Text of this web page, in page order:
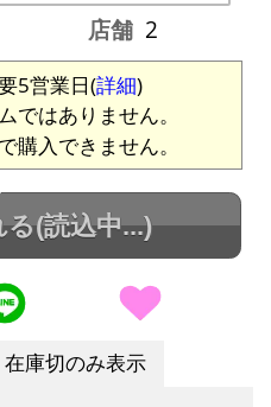
店舗 2
5営業日(詳細)
ではありません。
購入できません。
る(読込中...)
在庫切のみ表示